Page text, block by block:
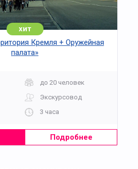
хит
Кремля + Оружейная
палата»
до 20 человек
Экскурсовод
3 часа
Подробнее